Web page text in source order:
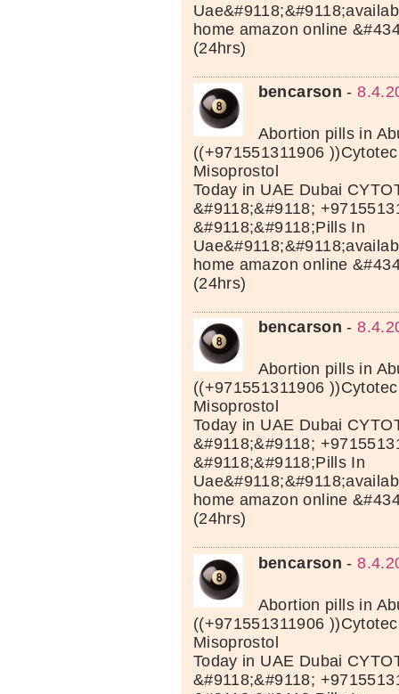
home amazon online
(24hrs)
bencarson -
Abortion pills in
((+971551311906
Misoprostol
Today in UAE Dubai
&#9118;&#9118;
&#9118;&#9118;Pills In
home amazon online
(24hrs)
bencarson -
Abortion pills in
((+971551311906
Misoprostol
Today in UAE Dubai
&#9118;&#9118;
&#9118;&#9118;Pills In
home amazon online
(24hrs)
bencarson -
Abortion pills in
((+971551311906
Misoprostol
Today in UAE Dubai
&#9118;&#9118;